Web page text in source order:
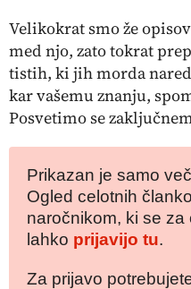
Velikokrat smo že
med njo, zato tokrat
tistih, ki jih morda
kar vašemu znanju,
Posvetimo se
Prikazan je samo
Ogled celotnih
naročnikom, ki se
lahko prijavijo tu.
Za prijavo